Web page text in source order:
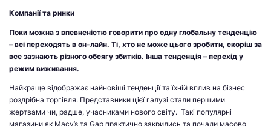
Компанії та ринки
Поки можна з впевненістю говорити про одну глобальну тенденцію
– всі переходять в он-лайн. Ті, хто не може цього зробити, скоріш за
все зазнають різного обсягу збитків. Інша тенденція – перехід у
режим виживання.
Найкраще відображає найновіші тенденції та їхній вплив на бізнес
роздрібна торгівля. Представники цієї галузі стали першими
жертвами чи, радше, учасниками нового світу. Такі популярні
магазини як Macy’s та Gap практично закрились та почали масово